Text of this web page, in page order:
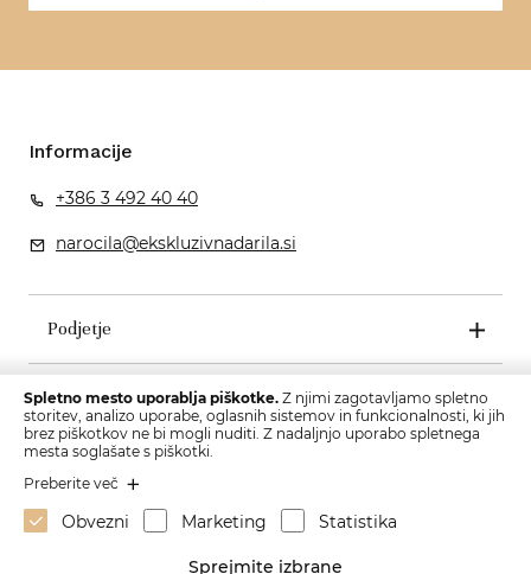
Informacije
+386 3 492 40 40
narocila@ekskluzivnadarila.si
Podjetje
Pogoji poslovanja
Spletno mesto uporablja piškotke. Z njimi zagotavljamo spletno
storitev, analizo uporabe, oglasnih sistemov in funkcionalnosti, ki jih
brez piškotkov ne bi mogli nuditi. Z nadaljnjo uporabo spletnega
mesta soglašate s piškotki.
Preberite več
Obvezni Marketing Statistika
Sprejmite izbrane